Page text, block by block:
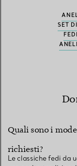
SET
Quali sono i
richiesti?
Le classiche fedi da